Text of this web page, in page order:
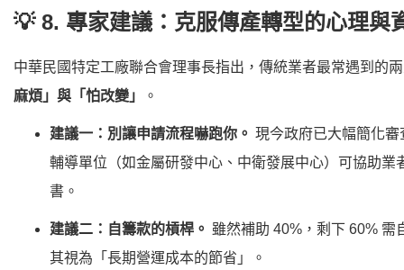
💡 8. 專家建議：克服傳產轉型的心理與
中華民國特定工廠聯合會理事長指出，傳統業者最常遇到的
麻煩」 與 「怕改變」 。
建議一：別讓申請流程嚇跑你。 現今政府已大幅簡化審
輔導單位（如金屬研發中心、中衛發展中心）可協助業
書。
建議二：自籌款的槓桿。 雖然補助 40%，剩下 60% 需
其視為「長期營運成本的節省」。